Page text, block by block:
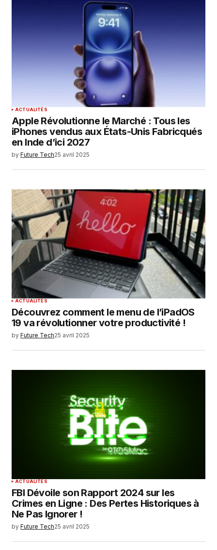
Enregistrer mon nom, mon e-mail et mon
site dans le navigateur pour mon prochain
commentaire.
SUBMIT COMMENT
ACTUALITÉS
Apple Révolutionne le Marché : Tous les
iPhones vendus aux États-Unis Fabricqués
en Inde d’ici 2027
by Future Tech25 avril 2025
ACTUALITÉS
Découvrez comment le menu de l’iPadOS
19 va révolutionner votre productivité !
by Future Tech25 avril 2025
ACTUALITÉS
FBI Dévoile son Rapport 2024 sur les
Crimes en Ligne : Des Pertes Historiques à
Ne Pas Ignorer !
by Future Tech25 avril 2025